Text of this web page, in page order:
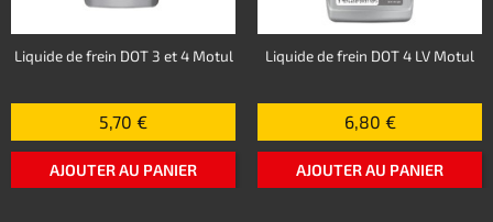
Liquide de frein DOT 3 et 4 Motul
5,70 €
AJOUTER AU PANIER
Liquide de frein DOT 4 LV Motul
6,80 €
AJOUTER AU PANIER